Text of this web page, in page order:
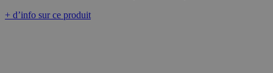
+ d’info sur ce produit